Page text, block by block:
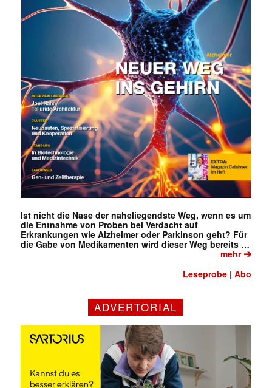
Ist nicht die Nase der naheliegendste Weg, wenn es um
die Entnahme von Proben bei Verdacht auf
Erkrankungen wie Alzheimer oder Parkinson geht? Für
die Gabe von Medikamenten wird dieser Weg bereits …
mehr➔
Leseprobe |Abo
ADVERTORIAL